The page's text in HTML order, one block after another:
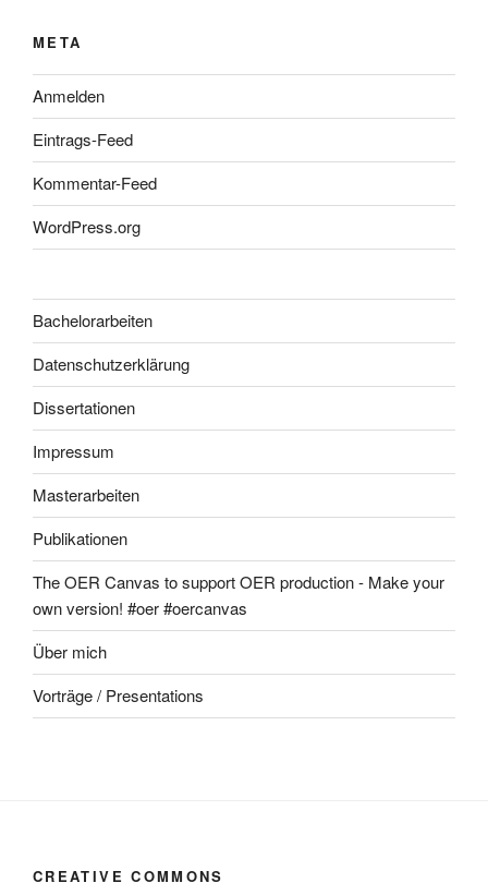
META
Anmelden
Eintrags-Feed
Kommentar-Feed
WordPress.org
Bachelorarbeiten
Datenschutzerklärung
Dissertationen
Impressum
Masterarbeiten
Publikationen
The OER Canvas to support OER production - Make your
own version! #oer #oercanvas
Über mich
Vorträge / Presentations
CREATIVE COMMONS